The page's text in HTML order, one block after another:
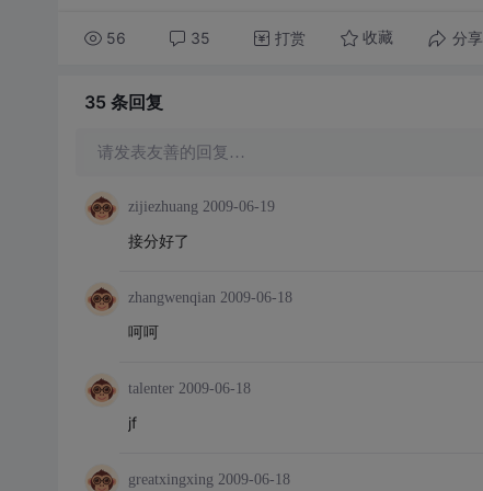
56 35 打赏 收藏 分享
35 条回复
请发表友善的回复…
zijiezhuang 2009-06-19
接分好了
zhangwenqian 2009-06-18
呵呵
talenter 2009-06-18
jf
greatxingxing 2009-06-18